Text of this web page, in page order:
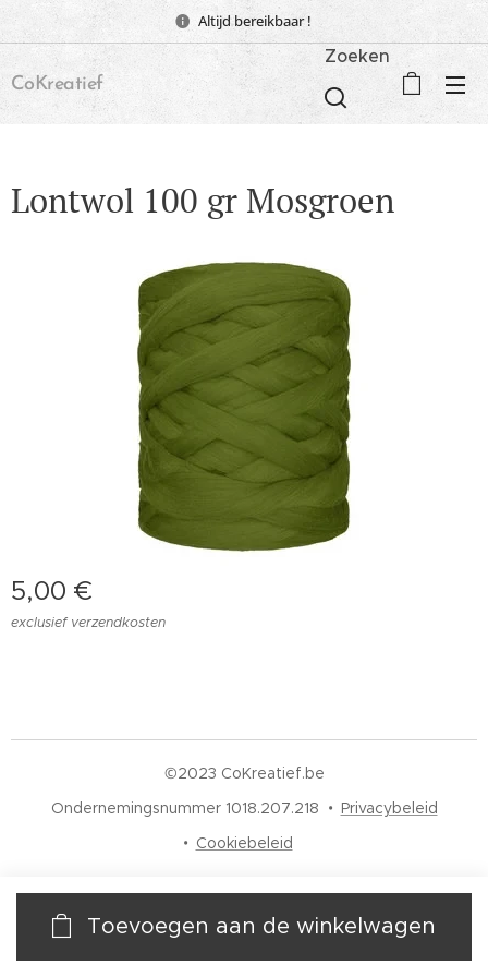
Altijd bereikbaar !
CoKreatief
Zoeken
Lontwol 100 gr Mosgroen
5,00 €
exclusief verzendkosten
Toevoegen aan de winkelwagen
©2023 CoKreatief.be
Ondernemingsnummer 1018.207.218
Privacybeleid
Cookiebeleid